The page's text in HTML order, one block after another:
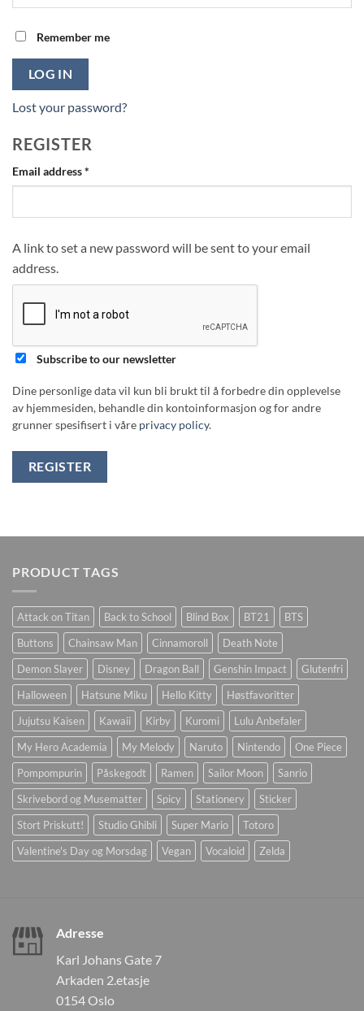
Remember me
LOG IN
Lost your password?
REGISTER
Email address*
A link to set a new password will be sent to your email
address.
Subscribe to our newsletter
Dine personlige data vil kun bli brukt til å forbedre din opplevelse
av hjemmesiden, behandle din kontoinformasjon og for andre
grunner spesifisert i våre privacy policy.
REGISTER
PRODUCT TAGS
Attack on Titan Back to School Blind Box BT21
BTS
Buttons
Chainsaw Man Cinnamoroll
Death Note
Demon Slayer
Disney Dragon Ball Genshin Impact
Glutenfri
Halloween
Hatsune Miku Hello Kitty
Høstfavoritter
Jujutsu Kaisen
Kawaii Kirby Kuromi
Lulu Anbefaler
My Hero Academia
My Melody Naruto Nintendo
One Piece
Pompompurin
Påskegodt Ramen Sailor Moon
Sanrio
Skrivebord og Musematter
Spicy Stationery
Sticker
Stort Priskutt!
Studio Ghibli Super Mario
Totoro
Valentine's Day og Morsdag
Vegan Vocaloid Zelda
Adresse
Karl Johans Gate 7
Arkaden 2.etasje
0154 Oslo